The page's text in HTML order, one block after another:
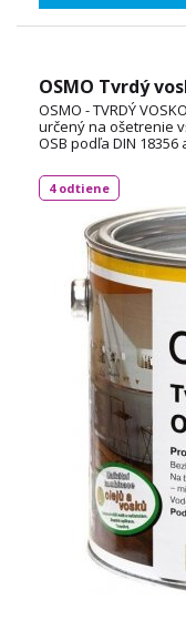
OSMO Tvrdý
OSMO - TVRDÝ
určený na ošetrenie
OSB podľa DIN
dlaždice. Spotreba: 1L
4 odtiene